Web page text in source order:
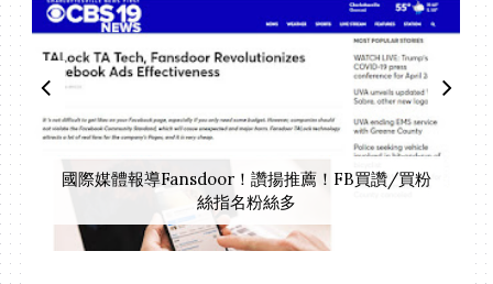
國際媒體報導Fansdoor！讚揚推薦！FB買讚/買粉
絲指名粉絲多